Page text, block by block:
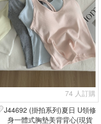
74 人訂購
J44692 (掛拍系列)夏日 U領修
身一體式胸墊美背背心(現貨